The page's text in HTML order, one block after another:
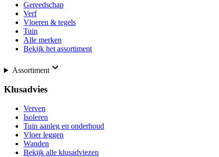
Gereedschap
Verf
Vloeren & tegels
Tuin
Alle merken
Bekijk het assortiment
Assortiment
Klusadvies
Verven
Isoleren
Tuin aanleg en onderhoud
Vloer leggen
Wanden
Bekijk alle klusadviezen